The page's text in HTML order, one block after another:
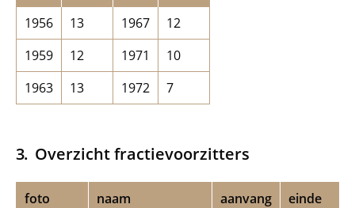
1956
13 1967
12
1959
12 1971
10
1963
13 1972 7
Overzicht fractievoorzitters
foto
naam
aanvang
einde